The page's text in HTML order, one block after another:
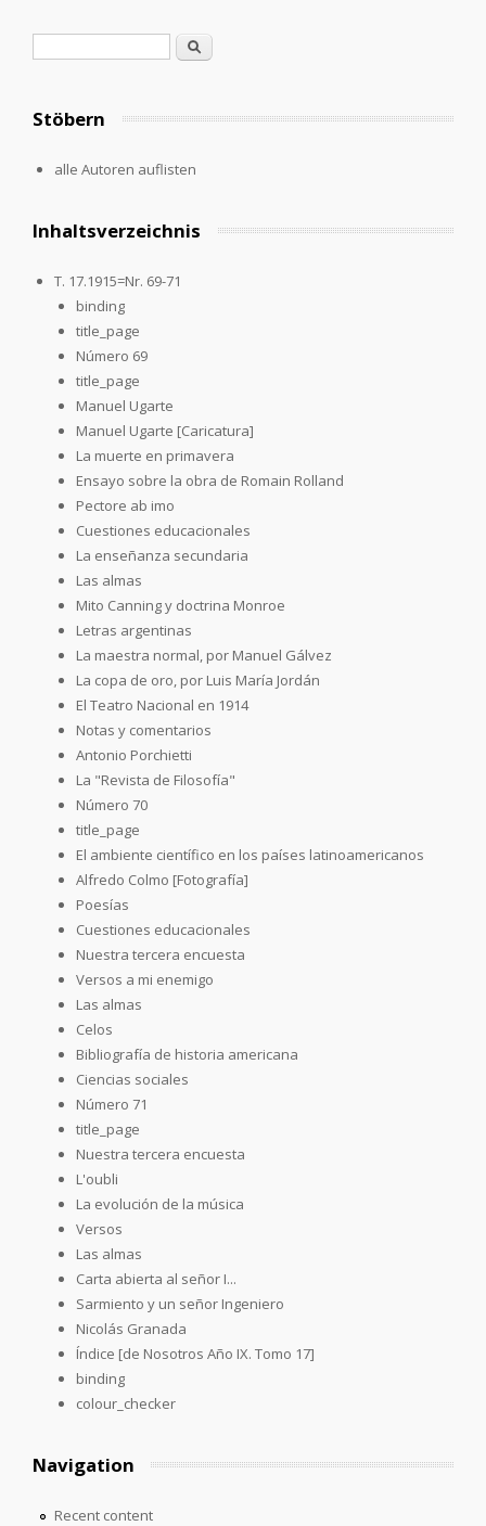
Search
Stöbern
alle Autoren auflisten
Inhaltsverzeichnis
T. 17.1915=Nr. 69-71
binding
title_page
Número 69
title_page
Manuel Ugarte
Manuel Ugarte [Caricatura]
La muerte en primavera
Ensayo sobre la obra de Romain Rolland
Pectore ab imo
Cuestiones educacionales
La enseñanza secundaria
Las almas
Mito Canning y doctrina Monroe
Letras argentinas
La maestra normal, por Manuel Gálvez
La copa de oro, por Luis María Jordán
El Teatro Nacional en 1914
Notas y comentarios
Antonio Porchietti
La "Revista de Filosofía"
Número 70
title_page
El ambiente científico en los países latinoamericanos
Alfredo Colmo [Fotografía]
Poesías
Cuestiones educacionales
Nuestra tercera encuesta
Versos a mi enemigo
Las almas
Celos
Bibliografía de historia americana
Ciencias sociales
Número 71
title_page
Nuestra tercera encuesta
L'oubli
La evolución de la música
Versos
Las almas
Carta abierta al señor I...
Sarmiento y un señor Ingeniero
Nicolás Granada
Índice [de Nosotros Año IX. Tomo 17]
binding
colour_checker
Navigation
Recent content